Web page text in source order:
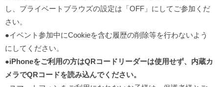
し、プライベートブラウズの設定は「OFF」にしてご参加くだ
さい。
●イベント参加中にCookieを含む履歴の削除等を行わないよう
にしてください。
●iPhoneをご利用の方はQRコードリーダーは使用せず、内蔵カ
メラでQRコードを読み込んでください。